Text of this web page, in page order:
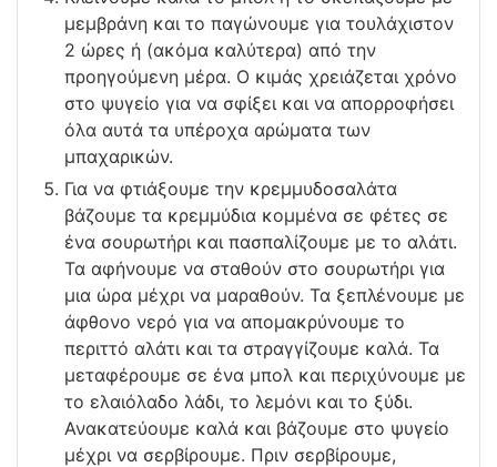
μεμβράνη και το παγώνουμε για τουλάχιστον
2 ώρες ή (ακόμα καλύτερα) από την
προηγούμενη μέρα. Ο κιμάς χρειάζεται χρόνο
στο ψυγείο για να σφίξει και να απορροφήσει
όλα αυτά τα υπέροχα αρώματα των
μπαχαρικών.
Για να φτιάξουμε την κρεμμυδοσαλάτα
βάζουμε τα κρεμμύδια κομμένα σε φέτες σε
ένα σουρωτήρι και πασπαλίζουμε με το αλάτι.
Τα αφήνουμε να σταθούν στο σουρωτήρι για
μια ώρα μέχρι να μαραθούν. Τα ξεπλένουμε με
άφθονο νερό για να απομακρύνουμε το
περιττό αλάτι και τα στραγγίζουμε καλά. Τα
μεταφέρουμε σε ένα μπολ και περιχύνουμε με
το ελαιόλαδο λάδι, το λεμόνι και το ξύδι.
Ανακατεύουμε καλά και βάζουμε στο ψυγείο
μέχρι να σερβίρουμε. Πριν σερβίρουμε,